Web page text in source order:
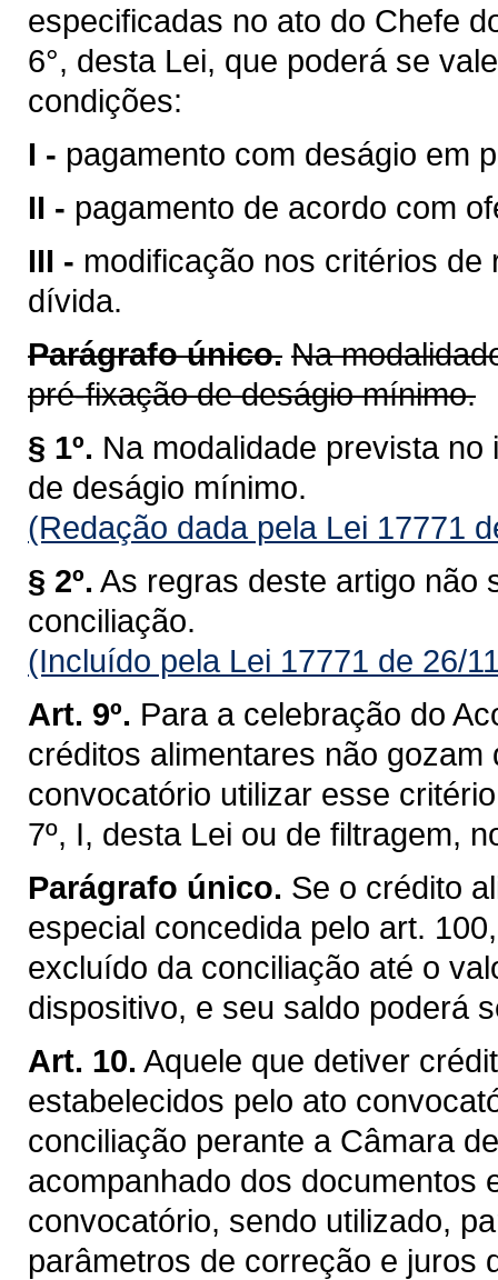
especificadas no ato do Chefe
6°, desta Lei, que poderá se
condições:
I - pagamento com deságio em
II - pagamento de acordo com
III - modificação nos critérios
dívida.
Parágrafo único. Na
pré-fixação de deságio mínimo.
§ 1º. Na modalidade prevista
de deságio mínimo.
(Redação dada pela Lei 17771
§ 2º. As regras deste artigo não
conciliação.
(Incluído pela Lei 17771 de 26/
Art. 9º. Para a celebração do
créditos alimentares não
convocatório utilizar esse
7º, I, desta Lei ou de filtragem,
Parágrafo único. Se o crédito
especial concedida pelo art.
excluído da conciliação até o
dispositivo, e seu saldo poderá
Art. 10. Aquele que detiver
estabelecidos pelo ato
conciliação perante a Câmara
acompanhado dos documentos
convocatório, sendo utilizado,
parâmetros de correção e juros